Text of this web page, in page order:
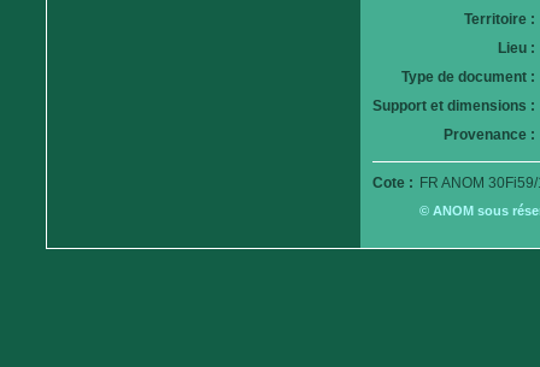
Territoire :
Lieu :
Type de document :
Support et dimensions :
Provenance :
Cote : FR ANOM
© ANOM sous